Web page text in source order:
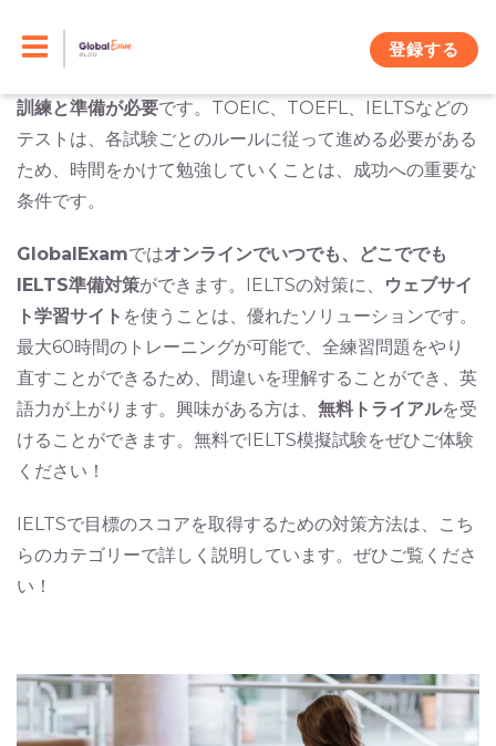
登録する
いスコアを取るための秘訣をご存じですか？一般的に語学
訓練と準備が必要です。TOEIC、TOEFL、IELTSなどの
テストは、各試験ごとのルールに従って進める必要がある
ため、時間をかけて勉強していくことは、成功への重要な
条件です。
GlobalExamではオンラインでいつでも、どこででも
IELTS準備対策ができます。IELTSの対策に、
ウェブサイ
ト学習サイト を使うことは、優れたソリューションです。
最大60時間のトレーニングが可能で、全練習問題をやり
直すことができるため、間違いを理解することができ、英
語力が上がります。興味がある方は、 無料トライアルを受
けることができます。無料でIELTS模擬試験をぜひご体験
ください！
IELTSで目標のスコアを取得するための対策方法は、こち
らのカテゴリーで詳しく説明しています。ぜひご覧くださ
い！